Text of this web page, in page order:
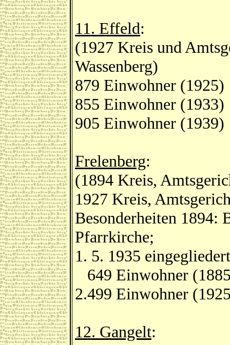
11. Effeld:
(1927 Kreis und
Wassenberg)
879 Einwohner (1925)
855 Einwohner (1933)
905 Einwohner (1939)
Frelenberg:
(1894 Kreis,
1927 Kreis,
Besonderheiten 1894:
Pfarrkirche;
1. 5. 1935
649 Einwohner
2.499 Einwohner
12. Gangelt: